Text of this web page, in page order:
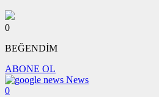
0
BEĞENDİM
ABONE OL
News
0